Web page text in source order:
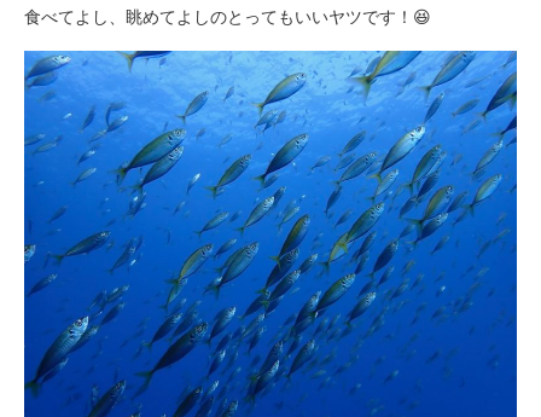
食べてよし、眺めてよしのとってもいいヤツです！😆